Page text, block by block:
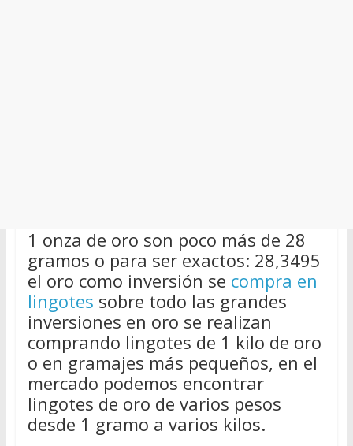
1 onza de oro son poco más de 28
gramos o para ser exactos: 28,3495
el oro como inversión se compra en
lingotes sobre todo las grandes
inversiones en oro se realizan
comprando lingotes de 1 kilo de oro
o en gramajes más pequeños, en el
mercado podemos encontrar
lingotes de oro de varios pesos
desde 1 gramo a varios kilos.